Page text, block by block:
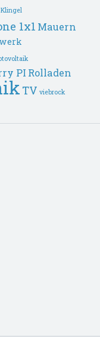
Klingel
1x1 Mauern
PI Rolladen
TV viebrock